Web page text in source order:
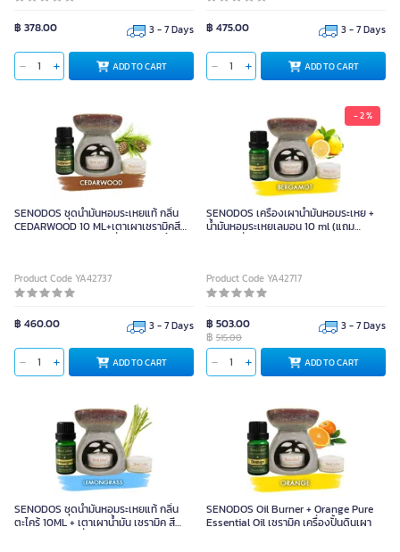
฿ 378.00 3 - 7 Days
ADD TO CART
฿ 475.00 3 - 7 Days
ADD TO CART
SENODOS ชุดน้ำมันหอมระเหยแท้ กลิ่น
CEDARWOOD 10 ML+เตาเผาเซรามิคสี
Product Code YA42737
฿ 460.00 3 - 7 Days
ADD TO CART
- 2 %
SENODOS เครื่องเผาน้ำมันหอมระเหย +
น้ำมันหอมระเหยเลมอน 10 ml (แถม
Product Code YA42717
฿ 503.00
฿ 515.00
3 - 7 Days
ADD TO CART
SENODOS ชุดน้ำมันหอมระเหยแท้ กลิ่น
ตะไคร้ 10ML + เตาเผาน้ำมัน เซรามิค สี
SENODOS Oil Burner + Orange Pure
Essential Oil เซรามิค เครื่องปั้นดินเผา